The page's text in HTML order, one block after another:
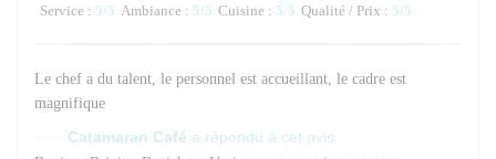
Service : 5/5 Ambiance : 5/5 Cuisine : 5/5 Qualité / Prix : 5/5
Le chef a du talent, le personnel est accueillant, le cadre est
magnifique
Catamaran Café a répondu à cet avis